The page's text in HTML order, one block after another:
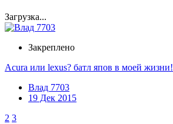
Загрузка...
Закреплено
Acura или lexus? батл япов в моей жизни!
Влад 7703
19 Дек 2015
2 3